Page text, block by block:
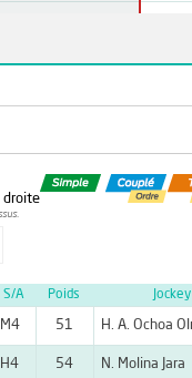
droite
S/A Poids Jockey
M4 51 H. A. Ochoa
H4 54 N. Molina Jara